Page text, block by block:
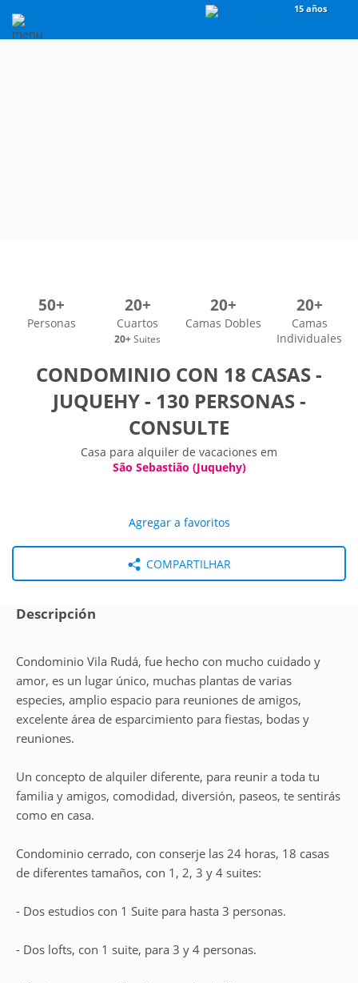
15 años
50+
Personas
20+
Cuartos
20+ Suites
20+
Camas Dobles
20+
Camas
Individuales
CONDOMINIO CON 18 CASAS -
JUQUEHY - 130 PERSONAS -
CONSULTE
Casa para alquiler de vacaciones em
São Sebastião (Juquehy)
Agregar a favoritos
COMPARTILHAR
Descripción
Condominio Vila Rudá, fue hecho con mucho cuidado y
amor, es un lugar único, muchas plantas de varias
especies, amplio espacio para reuniones de amigos,
excelente área de esparcimiento para fiestas, bodas y
reuniones.
Un concepto de alquiler diferente, para reunir a toda tu
familia y amigos, comodidad, diversión, paseos, te sentirás
como en casa.
Condominio cerrado, con conserje las 24 horas, 18 casas
de diferentes tamaños, con 1, 2, 3 y 4 suites:
- Dos estudios con 1 Suite para hasta 3 personas.
- Dos lofts, con 1 suite, para 3 y 4 personas.